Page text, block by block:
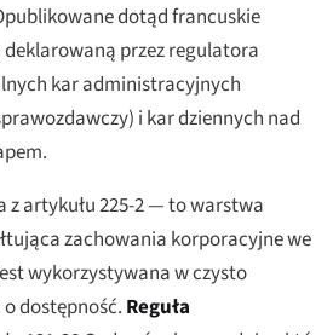
dotąd francuskie
przez regulatora
kar administracyjnych
i kar dziennych nad
artykułu 225-2 — to warstwa
zachowania korporacyjne we
wykorzystywana w czysto
dostępność. Reguła